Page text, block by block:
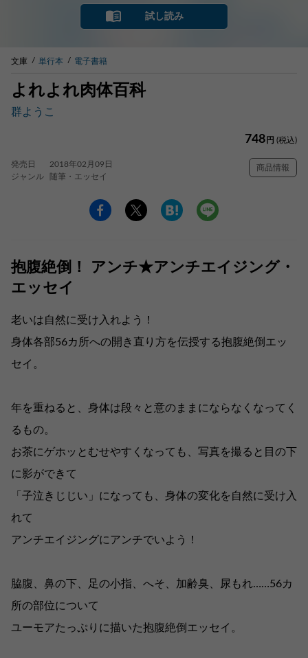
試し読み
文庫 単行本 電子書籍
よれよれ肉体百科
群ようこ
748 円 (税込)
発売日
2018年02月09日
ジャンル
随筆・エッセイ
商品情報
抱腹絶倒！ アンチ★アンチエイジング・
エッセイ
老いは自然に受け入れよう！
身体各部56カ所への開き直り方を伝授する抱腹絶倒エッ
セイ。
年を重ねると、身体は段々と意のままにならなくなってく
るもの。
お茶にゲホッとむせやすくなっても、写真を撮ると目の下
に影ができて
「子泣きじじい」になっても、身体の変化を自然に受け入
れて
アンチエイジングにアンチでいよう！
脇腹、鼻の下、足の小指、へそ、加齢臭、尿もれ……56カ
所の部位について
ユーモアたっぷりに描いた抱腹絶倒エッセイ。